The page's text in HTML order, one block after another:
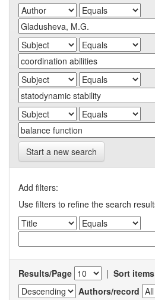
Start a new search
Add filters:
Use filters to refine the search
Results/Page | Sort
Authors/record